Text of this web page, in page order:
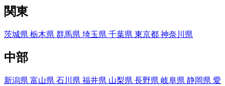
関東
茨城県 栃木県 群馬県 埼玉県 千葉県 東京都 神奈川県
中部
新潟県 富山県 石川県 福井県 山梨県 長野県 岐阜県 静岡県 愛